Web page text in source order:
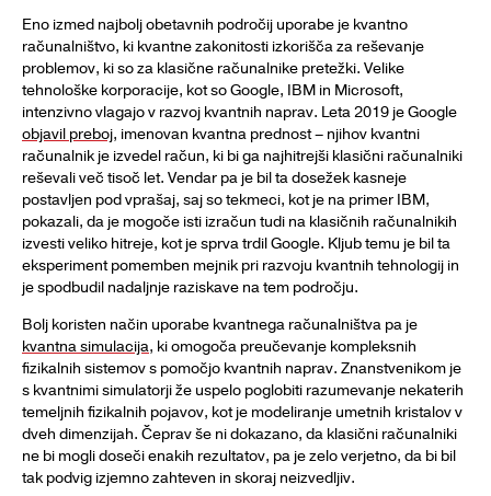
Eno izmed najbolj obetavnih področij uporabe je kvantno
računalništvo, ki kvantne zakonitosti izkorišča za reševanje
problemov, ki so za klasične računalnike pretežki. Velike
tehnološke korporacije, kot so Google, IBM in Microsoft,
intenzivno vlagajo v razvoj kvantnih naprav. Leta 2019 je Google
objavil preboj, imenovan kvantna prednost – njihov kvantni
računalnik je izvedel račun, ki bi ga najhitrejši klasični računalniki
reševali več tisoč let. Vendar pa je bil ta dosežek kasneje
postavljen pod vprašaj, saj so tekmeci, kot je na primer IBM,
pokazali, da je mogoče isti izračun tudi na klasičnih računalnikih
izvesti veliko hitreje, kot je sprva trdil Google. Kljub temu je bil ta
eksperiment pomemben mejnik pri razvoju kvantnih tehnologij in
je spodbudil nadaljnje raziskave na tem področju.
Bolj koristen način uporabe kvantnega računalništva pa je
kvantna simulacija, ki omogoča preučevanje kompleksnih
fizikalnih sistemov s pomočjo kvantnih naprav. Znanstvenikom je
s kvantnimi simulatorji že uspelo poglobiti razumevanje nekaterih
temeljnih fizikalnih pojavov, kot je modeliranje umetnih kristalov v
dveh dimenzijah. Čeprav še ni dokazano, da klasični računalniki
ne bi mogli doseči enakih rezultatov, pa je zelo verjetno, da bi bil
tak podvig izjemno zahteven in skoraj neizvedljiv.